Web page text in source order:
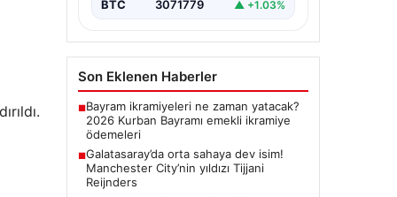
BTC 3071779 ▲ +1.03%
Son Eklenen Haberler
■Bayram ikramiyeleri ne zaman yatacak?
2026 Kurban Bayramı emekli ikramiye
ödemeleri
■Galatasaray’da orta sahaya dev isim!
Manchester City’nin yıldızı Tijjani
Reijnders